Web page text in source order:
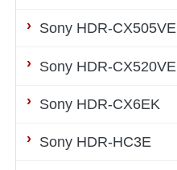
Sony HDR-CX505VE
Sony HDR-CX520VE
Sony HDR-CX6EK
Sony HDR-HC3E